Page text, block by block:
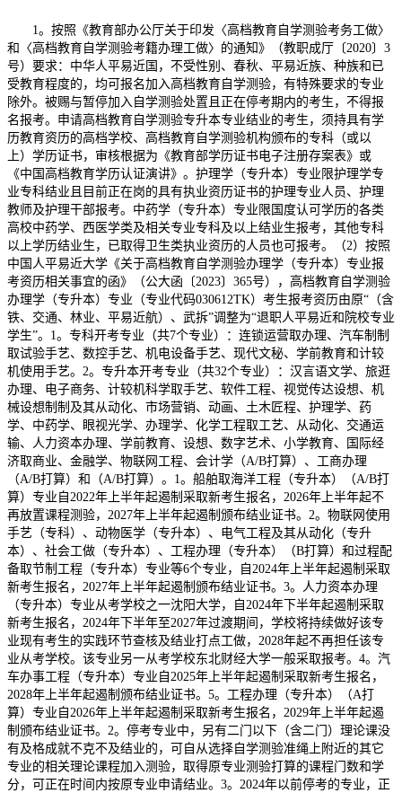
1。按照《教育部办公厅关于印发〈高档教育自学测验考务工做〉
和〈高档教育自学测验考籍办理工做〉的通知》（教职成厅〔2020〕3
号）要求：中华人平易近国，不受性别、春秋、平易近族、种族和已
受教育程度的，均可报名加入高档教育自学测验，有特殊要求的专业
除外。被赐与暂停加入自学测验处置且正在停考期内的考生，不得报
名报考。申请高档教育自学测验专升本专业结业的考生，须持具有学
历教育资历的高档学校、高档教育自学测验机构颁布的专科（或以
上）学历证书，审核根据为《教育部学历证书电子注册存案表》或
《中国高档教育学历认证演讲》。护理学（专升本）专业限护理学专
业专科结业且目前正在岗的具有执业资历证书的护理专业人员、护理
教师及护理干部报考。中药学（专升本）专业限国度认可学历的各类
高校中药学、西医学类及相关专业专科及以上结业生报考，其他专科
以上学历结业生，已取得卫生类执业资历的人员也可报考。（2）按照
中国人平易近大学《关于高档教育自学测验办理学（专升本）专业报
考资历相关事宜的函》（公大函〔2023〕365号），高档教育自学测验
办理学（专升本）专业（专业代码030612TK）考生报考资历由原“（含
铁、交通、林业、平易近航）、武拆”调整为“退职人平易近和院校专业
学生”。1。专科开考专业（共7个专业）：连锁运营取办理、汽车制制
取试验手艺、数控手艺、机电设备手艺、现代文秘、学前教育和计较
机使用手艺。2。专升本开考专业（共32个专业）：汉言语文学、旅逛
办理、电子商务、计较机科学取手艺、软件工程、视觉传达设想、机
械设想制制及其从动化、市场营销、动画、土木匠程、护理学、药
学、中药学、眼视光学、办理学、化学工程取工艺、从动化、交通运
输、人力资本办理、学前教育、设想、数字艺术、小学教育、国际经
济取商业、金融学、物联网工程、会计学（A/B打算）、工商办理
（A/B打算）和（A/B打算）。1。船舶取海洋工程（专升本）（A/B打
算）专业自2022年上半年起遏制采取新考生报名，2026年上半年起不
再放置课程测验，2027年上半年起遏制颁布结业证书。2。物联网使用
手艺（专科）、动物医学（专升本）、电气工程及其从动化（专升
本）、社会工做（专升本）、工程办理（专升本）（B打算）和过程配
备取节制工程（专升本）专业等6个专业，自2024年上半年起遏制采取
新考生报名，2027年上半年起遏制颁布结业证书。3。人力资本办理
（专升本）专业从考学校之一沈阳大学，自2024年下半年起遏制采取
新考生报名，2024年下半年至2027年过渡期间，学校将持续做好该专
业现有考生的实践环节查核及结业打点工做，2028年起不再担任该专
业从考学校。该专业另一从考学校东北财经大学一般采取报考。4。汽
车办事工程（专升本）专业自2025年上半年起遏制采取新考生报名，
2028年上半年起遏制颁布结业证书。5。工程办理（专升本）（A打
算）专业自2026年上半年起遏制采取新考生报名，2029年上半年起遏
制颁布结业证书。2。停考专业中，另有二门以下（含二门）理论课没
有及格成就不克不及结业的，可自从选择自学测验准绳上附近的其它
专业的相关理论课程加入测验，取得原专业测验打算的课程门数和学
分，可正在时间内按原专业申请结业。3。2024年以前停考的专业，正